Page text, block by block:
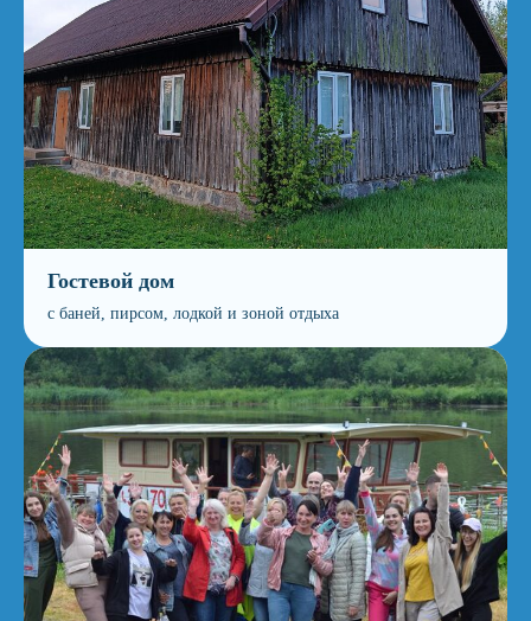
Гостевой дом
с баней, пирсом, лодкой и зоной отдыха